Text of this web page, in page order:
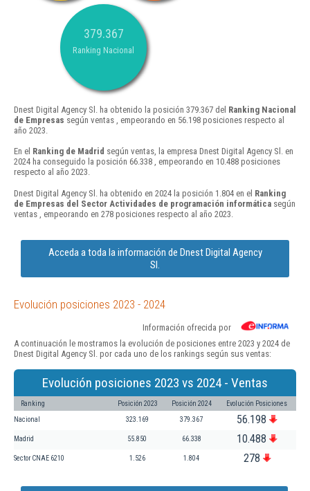
379.367
Ranking Nacional
Dnest Digital Agency Sl. ha obtenido la posición 379.367 del Ranking Nacional
de Empresas según ventas , empeorando en 56.198 posiciones respecto al
año 2023.
En el Ranking de Madrid según ventas, la empresa Dnest Digital Agency Sl. en
2024 ha conseguido la posición 66.338 , empeorando en 10.488 posiciones
respecto al año 2023.
Dnest Digital Agency Sl. ha obtenido en 2024 la posición 1.804 en el Ranking
de Empresas del Sector Actividades de programación informática según
ventas , empeorando en 278 posiciones respecto al año 2023.
Acceda a toda la información de Dnest Digital Agency
Sl.
Evolución posiciones 2023 - 2024
Información ofrecida por
A continuación le mostramos la evolución de posiciones entre 2023 y 2024 de
Dnest Digital Agency Sl. por cada uno de los rankings según sus ventas:
Evolución posiciones 2023 vs 2024 - Ventas
Ranking Posición 2023 Posición 2024 Evolución Posiciones
Nacional 323.169 379.367 56.198
Madrid 55.850 66.338 10.488
Sector CNAE 6210 1.526 1.804 278